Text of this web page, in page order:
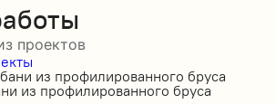
проектов
из профилированного бруса